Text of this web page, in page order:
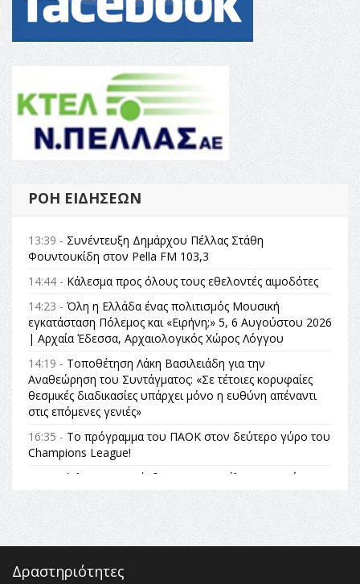
ΡΟΉ ΕΙΔΉΣΕΩΝ
13:39 - Συνέντευξη Δημάρχου Πέλλας Στάθη
Φουντουκίδη στον Pella FM 103,3
14:44 - Κάλεσμα προς όλους τους εθελοντές αιμοδότες
14:23 - Όλη η Ελλάδα ένας πολιτισμός Μουσική
εγκατάσταση Πόλεμος και «Ειρήνη;» 5, 6 Αυγούστου 2026
| Αρχαία Έδεσσα, Αρχαιολογικός Χώρος Λόγγου
14:19 - Τοποθέτηση Λάκη Βασιλειάδη για την
Αναθεώρηση του Συντάγματος: «Σε τέτοιες κορυφαίες
θεσμικές διαδικασίες υπάρχει μόνο η ευθύνη απέναντι
στις επόμενες γενιές»
16:35 - Το πρόγραμμα του ΠΑΟΚ στον δεύτερο γύρο του
Champions League!
Όλυμπος: Εντάχθηκε στον Κατάλογο Παγκόσμιας
Κληρονομιάς της UNESCO – Ομόφωνη η απόφαση Ο
Όλυμπος αναγνωρίστηκε ως φυσικό και πολιτιστικό
αγαθό εξέχουσας οικουμενικής αξίας για την
ανθρωπότητα
16:18 -ΕΝΟΡΙΑΚΕΣ ΚΑΛΟΚΑΙΡΙΝΕΣ ΔΡΑΣΕΙΣ ΓΙΑ ΠΑΙΔΙΑ
Δραστηριότητες